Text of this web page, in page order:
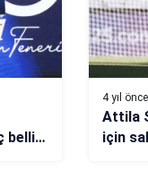
belli
4 yıl önce
Attila
için